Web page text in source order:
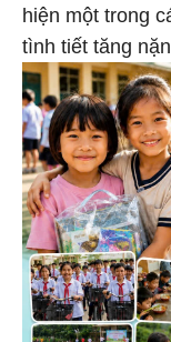
hiện một trong
tình tiết tăng